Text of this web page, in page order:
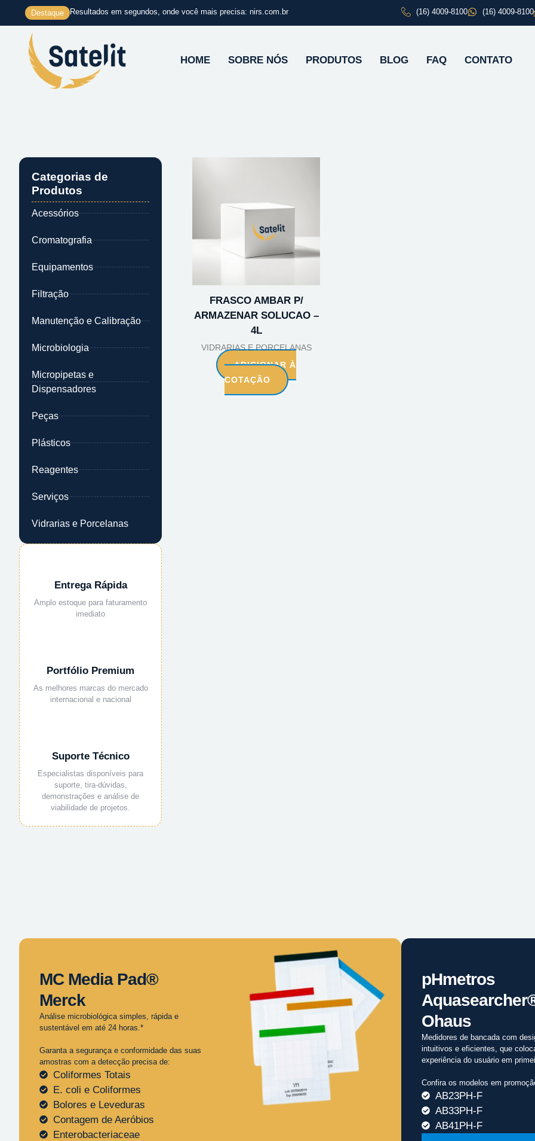
conteúdo
Destaque Resultados em segundos, onde você mais precisa: nirs.com.br (16) 4009-8100 (16) 4009-8100
HOME SOBRE NÓS PRODUTOS BLOG FAQ CONTATO
Categorias de
Produtos
Acessórios
Cromatografia
Equipamentos
Filtração
Manutenção e Calibração
Microbiologia
Micropipetas e
Dispensadores
Peças
Plásticos
Reagentes
Serviços
Vidrarias e Porcelanas
Entrega Rápida
Amplo estoque para faturamento
imediato
Portfólio Premium
As melhores marcas do mercado
internacional e nacional
Suporte Técnico
Especialistas disponíveis para
suporte, tira-dúvidas,
demonstrações e análise de
viabilidade de projetos.
FRASCO AMBAR P/
ARMAZENAR SOLUCAO –
4L
VIDRARIAS E PORCELANAS
ADICIONAR À
COTAÇÃO
MC Media Pad®
Merck
Análise microbiológica simples, rápida e
sustentável em até 24 horas.*
Garanta a segurança e conformidade das suas
amostras com a detecção precisa de:
Coliformes Totais
E. coli e Coliformes
Bolores e Leveduras
Contagem de Aeróbios
Enterobacteriaceae
pHmetros
Ohaus
Medidores de bancada com
intuitivos e eficientes, que
experiência do usuário em
Confira os modelos em
AB23PH-F
AB33PH-F
AB41PH-F